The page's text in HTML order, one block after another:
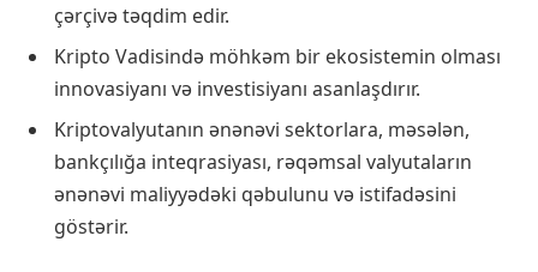
çərçivə təqdim edir.
Kripto Vadisində möhkəm bir ekosistemin olması
innovasiyanı və investisiyanı asanlaşdırır.
Kriptovalyutanın ənənəvi sektorlara, məsələn,
bankçılığa inteqrasiyası, rəqəmsal valyutaların
ənənəvi maliyyədəki qəbulunu və istifadəsini
göstərir.